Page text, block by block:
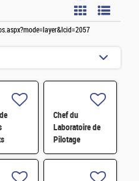
Chef du
Laboratoire de
Pilotage
Intelligent des